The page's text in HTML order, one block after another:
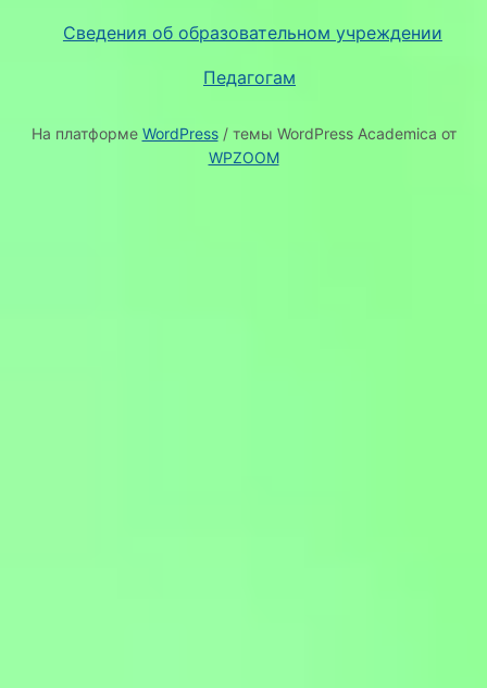
Сведения об образовательном учреждении
Педагогам
На платформе WordPress/ темы WordPress Academica от
WPZOOM